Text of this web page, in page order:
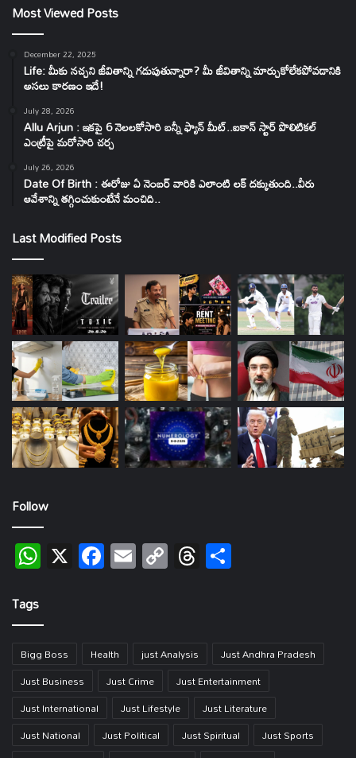
Most Viewed Posts
December 22, 2025
Life: మీకు నచ్చని జీవితాన్ని గడుపుతున్నారా? మీ జీవితాన్ని మార్చుకోలేకపోవడానికి
అసలు కారణం ఇదే!
July 28, 2026
Allu Arjun : ఇకపై 6 నెలలకోసారి బన్నీ ఫ్యాన్ మీట్..ఐకాన్ స్టార్ పొలిటికల్
ఎంట్రీపై మరోసారి చర్చ
July 26, 2026
Date Of Birth : ఈరోజు ఏ నెంబర్ వారికి ఎలాంటి లక్ దక్కుతుంది..వీరు
ఆవేశాన్ని తగ్గించుకుంటేనే మంచిది..
Last Modified Posts
Follow
WhatsApp
X Facebook
EmailCopy
Link
Threads
Tags
Bigg Boss Health just Analysis
Just Andhra Pradesh
Just Business
Just Crime
Just Entertainment
Just International
Just Lifestyle
Just Literature
Just National
Just Political Just Spiritual
Just Sports